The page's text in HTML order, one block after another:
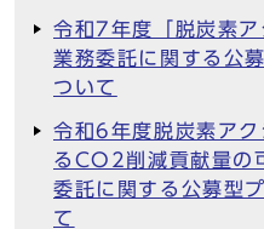
令和7年度「脱炭素
業務委託に関する公
ついて
令和6年度脱炭素ア
るCO2削減貢献量の
委託に関する公募型
て